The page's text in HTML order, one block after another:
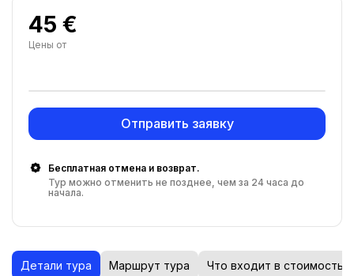
45 €
Цены от
Отправить заявку
Бесплатная отмена и возврат.
Тур можно отменить не позднее, чем за 24 часа до
начала.
Детали тура Маршрут тура Что входит в стоимость